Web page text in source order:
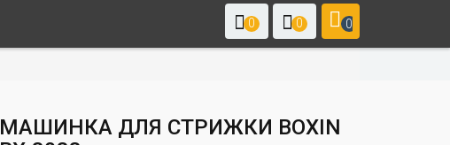
0 0 0
МАШИНКА ДЛЯ СТРИЖКИ BOXIN